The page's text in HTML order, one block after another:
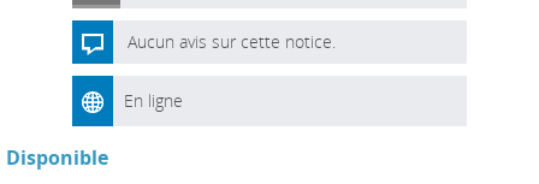
Aucun avis sur cette notice.
En ligne
Disponible